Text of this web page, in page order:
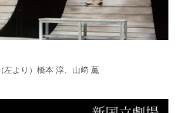
（左より）橋本 淳、山﨑 薫